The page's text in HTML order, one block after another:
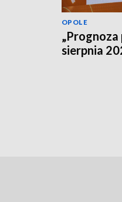
OPOLE
„Prognoza
sierpnia